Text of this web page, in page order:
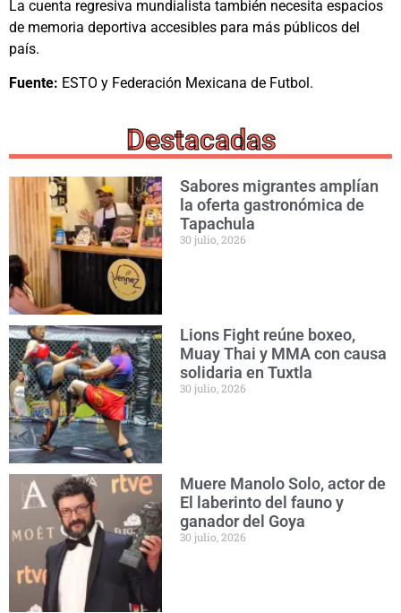
La cuenta regresiva mundialista también necesita espacios
de memoria deportiva accesibles para más públicos del
país.
Fuente: ESTO y Federación Mexicana de Futbol.
Destacadas
Sabores migrantes amplían
la oferta gastronómica de
Tapachula
30 julio, 2026
Lions Fight reúne boxeo,
Muay Thai y MMA con causa
solidaria en Tuxtla
30 julio, 2026
Muere Manolo Solo, actor de
El laberinto del fauno y
ganador del Goya
30 julio, 2026